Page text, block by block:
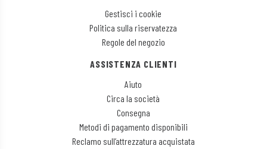
Gestisci i cookie
Politica sulla riservatezza
Regole del negozio
ASSISTENZA CLIENTI
Aiuto
Circa la società
Consegna
Metodi di pagamento disponibili
Reclamo sull’attrezzatura acquistata